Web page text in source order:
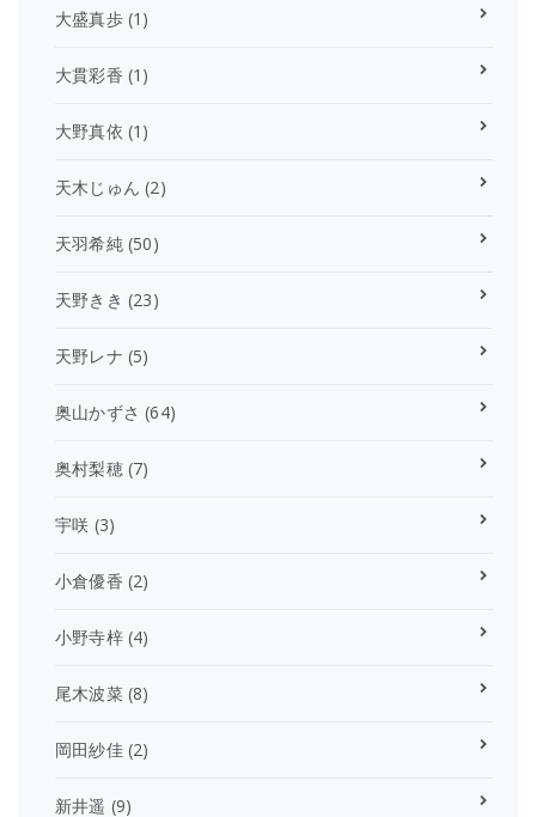
大盛真歩(1)
大貫彩香 (1)
大野真依 (1)
天木じゅん (2)
天羽希純(50)
天野きき (23)
天野レナ (5)
奥山かずさ (64)
奥村梨穂(7)
宇咲 (3)
小倉優香 (2)
小野寺梓(4)
尾木波菜(8)
岡田紗佳(2)
新井遥 (9)